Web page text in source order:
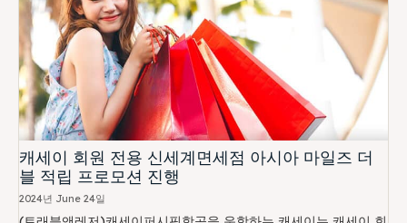
캐세이 회원 전용 신세계면세점 아시아 마일즈 더
블 적립 프로모션 진행
2024년 June 24일